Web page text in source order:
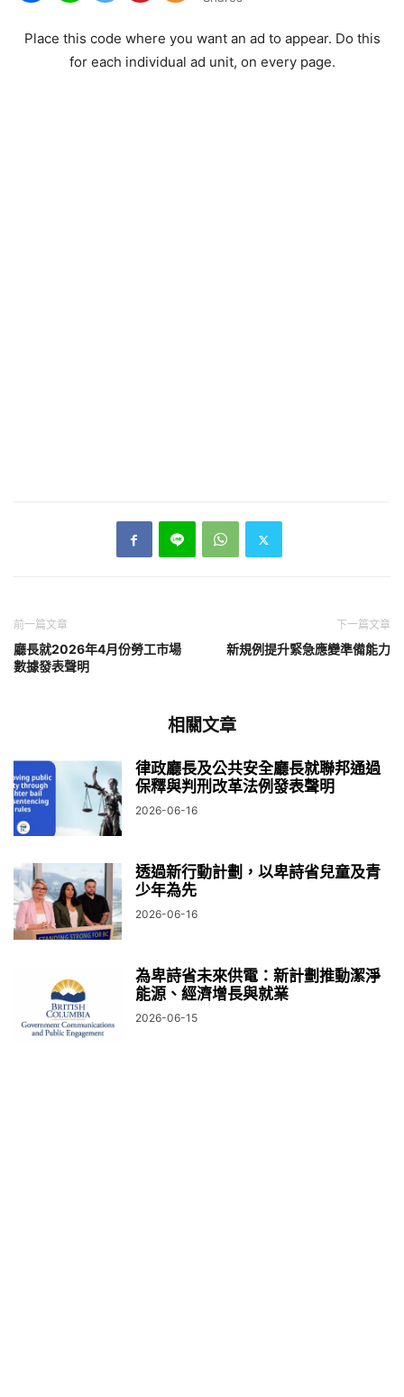
Place this code where you want an ad to appear. Do this
for each individual ad unit, on every page.
前一篇文章
廳長就2026年4月份勞工市場
數據發表聲明
下一篇文章
新規例提升緊急應變準備能力
相關文章
律政廳長及公共安全廳長就聯邦通過
保釋與判刑改革法例發表聲明
2026-06-16
透過新行動計劃，以卑詩省兒童及青
少年為先
2026-06-16
為卑詩省未來供電：新計劃推動潔淨
能源、經濟增長與就業
2026-06-15